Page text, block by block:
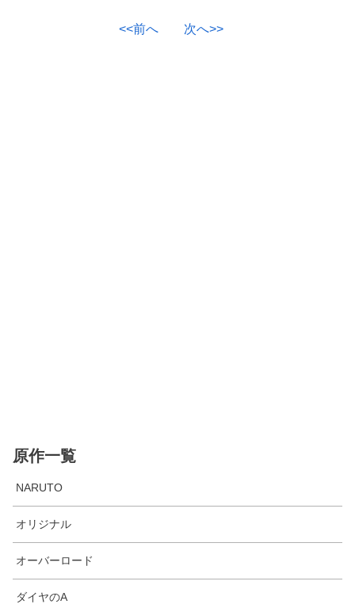
<<前へ 次へ>>
原作一覧
NARUTO
オリジナル
オーバーロード
ダイヤのA